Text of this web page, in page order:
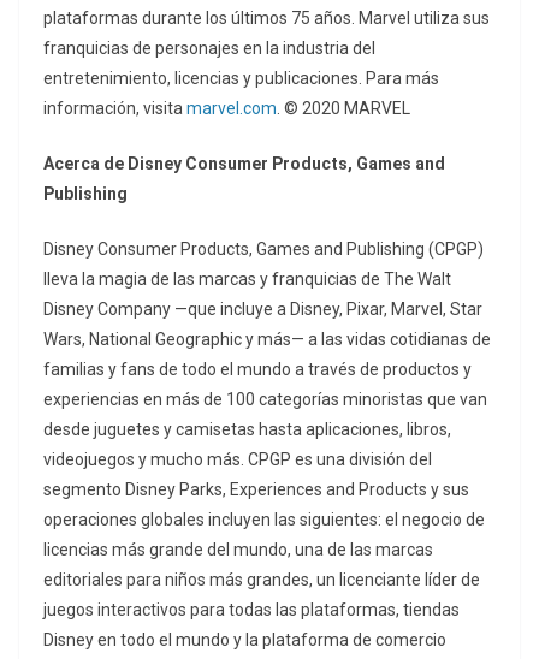
plataformas durante los últimos 75 años. Marvel utiliza sus
franquicias de personajes en la industria del
entretenimiento, licencias y publicaciones. Para más
información, visita marvel.com . ©️ 2020 MARVEL
Acerca de Disney Consumer Products, Games and
Publishing
Disney Consumer Products, Games and Publishing (CPGP)
lleva la magia de las marcas y franquicias de The Walt
Disney Company —que incluye a Disney, Pixar, Marvel, Star
Wars, National Geographic y más— a las vidas cotidianas de
familias y fans de todo el mundo a través de productos y
experiencias en más de 100 categorías minoristas que van
desde juguetes y camisetas hasta aplicaciones, libros,
videojuegos y mucho más. CPGP es una división del
segmento Disney Parks, Experiences and Products y sus
operaciones globales incluyen las siguientes: el negocio de
licencias más grande del mundo, una de las marcas
editoriales para niños más grandes, un licenciante líder de
juegos interactivos para todas las plataformas, tiendas
Disney en todo el mundo y la plataforma de comercio